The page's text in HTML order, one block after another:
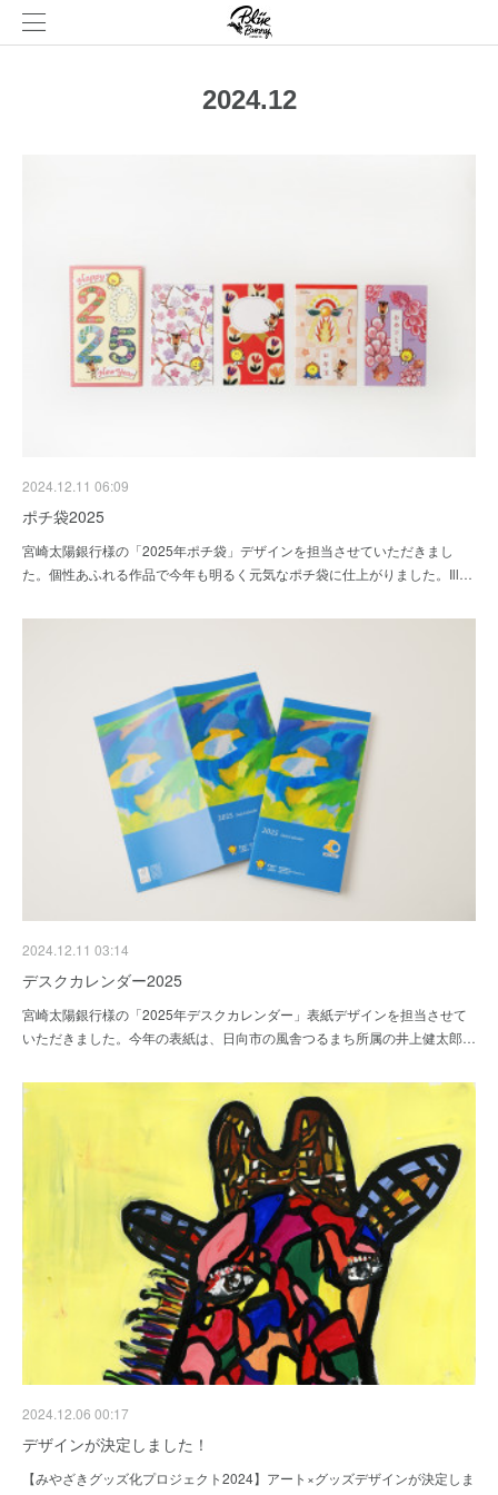
2024.12
2024.12.11 06:09
ポチ袋2025
宮崎太陽銀行様の「2025年ポチ袋」デザインを担当させていただきまし
た。個性あふれる作品で今年も明るく元気なポチ袋に仕上がりました。Ill…
2024.12.11 03:14
デスクカレンダー2025
宮崎太陽銀行様の「2025年デスクカレンダー」表紙デザインを担当させて
いただきました。今年の表紙は、日向市の風舎つるまち所属の井上健太郎…
2024.12.06 00:17
デザインが決定しました！
【みやざきグッズ化プロジェクト2024】アート×グッズデザインが決定しま